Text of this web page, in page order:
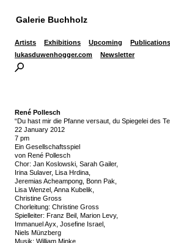
Galerie Buchholz
Artists Exhibitions Upcoming Publications
lukasduwenhogger.com
Newsletter
René Pollesch
“Du hast mir die Pfanne versaut, du Spiegelei des
22 January 2012
7 pm
Ein Gesellschaftsspiel
von René Pollesch
Chor: Jan Koslowski, Sarah Gailer,
Irina Sulaver, Lisa Hrdina,
Jeremias Acheampong, Bonn Pak,
Lisa Wenzel, Anna Kubelik,
Christine Gross
Chorleitung: Christine Gross
Spielleiter: Franz Beil, Marion Levy,
Immanuel Ayx, Josefine Israel,
Niels Münzberg
Musik: William Minke